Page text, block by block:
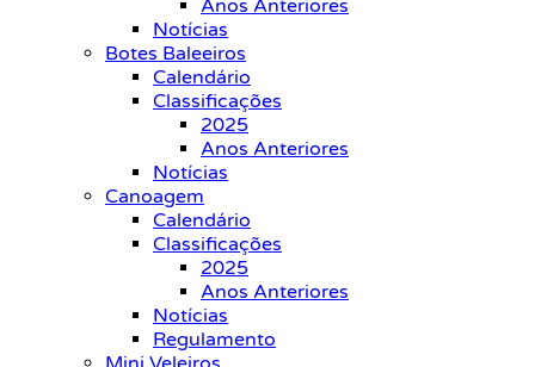
Anos Anteriores
Notícias
Botes Baleeiros
Calendário
Classificações
2025
Anos Anteriores
Notícias
Canoagem
Calendário
Classificações
2025
Anos Anteriores
Notícias
Regulamento